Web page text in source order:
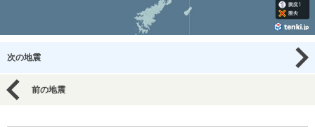
次の地震
前の地震